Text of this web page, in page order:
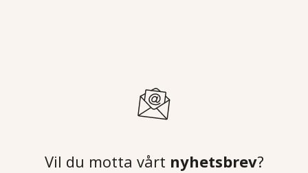
Vil du motta vårt nyhetsbrev?